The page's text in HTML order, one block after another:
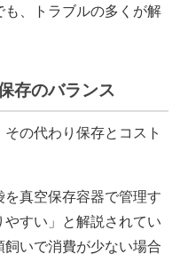
、トラブルの多くが解
存のバランス
の代わり保存とコスト
を真空保存容器で管理す
すい」と解説されてい
いで消費が少ない場合